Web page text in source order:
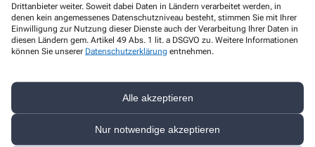
Drittanbieter weiter. Soweit dabei Daten in Ländern verarbeitet werden, in
denen kein angemessenes Datenschutzniveau besteht, stimmen Sie mit Ihrer
Einwilligung zur Nutzung dieser Dienste auch der Verarbeitung Ihrer Daten in
diesen Ländern gem. Artikel 49 Abs. 1 lit. a DSGVO zu. Weitere Informationen
können Sie unserer Datenschutzerklärung entnehmen.
Alle akzeptieren
Nur notwendige akzeptieren
Kontakt
München